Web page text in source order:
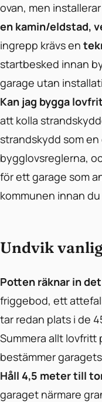
ovan, men
en kamin/eldstad,
ingrepp krävs en
startbesked innan
garage utan
Kan jag bygga
att kolla
strandskydd som
bygglovsreglerna,
för ett garage som
kommunen innan du
Undvik
Potten räknar in
friggebod, ett
tar redan plats i de
Summera allt lovfritt
bestämmer
Håll 4,5 meter till
garaget närmare